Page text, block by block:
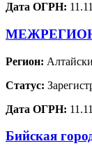
Дата ОГРН:
Регион:
Статус:
Дата ОГРН:
Бийская